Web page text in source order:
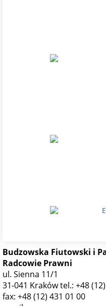
Budzowska Fiutowski i
Radcowie Prawni
ul. Sienna 11/1
31-041 Krakówtel.: +48
fax: +48 (12) 431 01 00